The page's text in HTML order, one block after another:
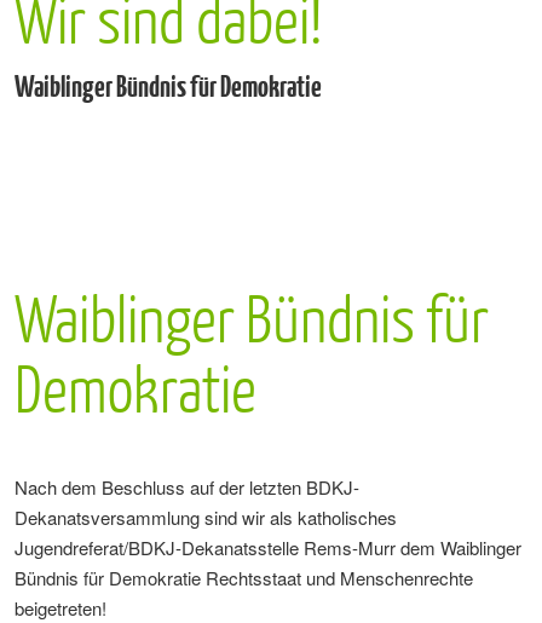
Wir sind dabei!
Waiblinger Bündnis für Demokratie
Waiblinger Bündnis für
Demokratie
Nach dem Beschluss auf der letzten BDKJ-
Dekanatsversammlung sind wir als katholisches
Jugendreferat/BDKJ-Dekanatsstelle Rems-Murr dem Waiblinger
Bündnis für Demokratie Rechtsstaat und Menschenrechte
beigetreten!